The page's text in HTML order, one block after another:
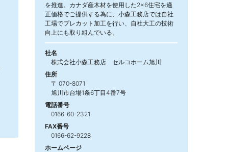
を推進。カナダ産木材を使用した2×6住宅を適
正価格でご提供する為に、小森工務店では自社
工場でプレカット加工を行い、自社大工の技術
向上にも取り組んでいる。
社名
株式会社小森工務店 セルコホーム旭川
住所
〒 070-8071
旭川市台場1条6丁目4番7号
電話番号
0166-60-2321
FAX番号
0166-62-9228
ホームページ